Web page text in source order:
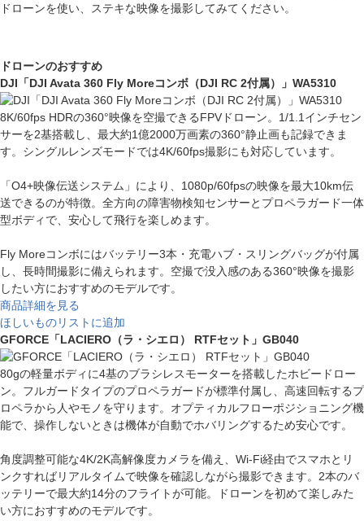
ドローンを使い、ステキな映像を撮影してみてください。
ドローンのおすすめ
DJI「DJI Avata 360 Fly Moreコンボ（DJI RC 2付属）」WA5310
8K/60fps HDRの360°映像を空撮できるFPVドローン。1/1.1インチセン
サーを2基搭載し、最大約1億2000万画素の360°静止画も記録できま
す。シングルレンズモードでは4K/60fps撮影にも対応しています。
「O4+映像伝送システム」により、1080p/60fpsの映像を最大10km伝
送できるのが特徴。全方向の障害物検知センサーとプロペラガード一体
型ボディで、安心して飛行を楽しめます。
Fly Moreコンボにはバッテリー3本・充電ハブ・スリングバッグが付属
し、長時間撮影に備えられます。空撮で没入感のある360°映像を撮影
したい方におすすめのモデルです。
商品詳細を見る
ほしいものリストに追加
GFORCE「LACIERO（ラ・シエロ） RTFセット」GB040
80gの軽量ボディに4基のブラシレスモーターを搭載したホビードロー
ン。フルガードタイプのプロペラガードが標準付属し、高速回転するプ
ロペラから人やモノを守ります。オプティカルフローポジショニング機
能で、操作しないときは機体が自動でホバリングするため安心です。
角度調整可能な4K/2K高解像度カメラを備え、Wi-Fi経由でスマホとリ
ンクすればリアルタイムで映像を確認しながら撮影できます。2本のバ
ッテリーで最大約14分のフライトが可能。ドローンを初めて楽しみた
い方におすすめのモデルです。